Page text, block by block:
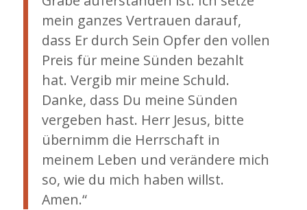
mein ganzes Vertrauen darauf,
dass Er durch Sein Opfer den vollen
Preis für meine Sünden bezahlt
hat. Vergib mir meine Schuld.
Danke, dass Du meine Sünden
vergeben hast. Herr Jesus, bitte
übernimm die Herrschaft in
meinem Leben und verändere mich
so, wie du mich haben willst.
Amen.“